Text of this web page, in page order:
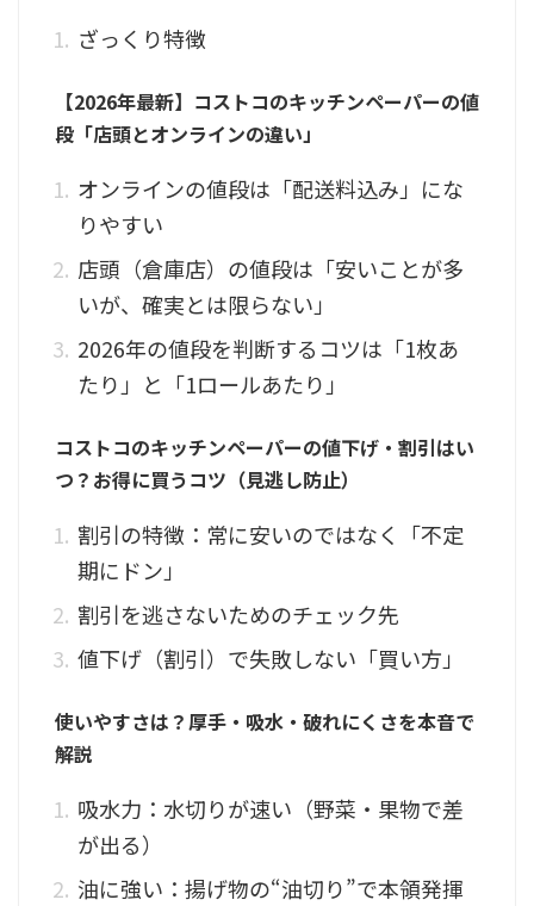
ざっくり特徴
【2026年最新】コストコのキッチンペーパーの値
段「店頭とオンラインの違い」
オンラインの値段は「配送料込み」にな
りやすい
店頭（倉庫店）の値段は「安いことが多
いが、確実とは限らない」
2026年の値段を判断するコツは「1枚あ
たり」と「1ロールあたり」
コストコのキッチンペーパーの値下げ・割引はい
つ？お得に買うコツ（見逃し防止）
割引の特徴：常に安いのではなく「不定
期にドン」
割引を逃さないためのチェック先
値下げ（割引）で失敗しない「買い方」
使いやすさは？厚手・吸水・破れにくさを本音で
解説
吸水力：水切りが速い（野菜・果物で差
が出る）
油に強い：揚げ物の“油切り”で本領発揮